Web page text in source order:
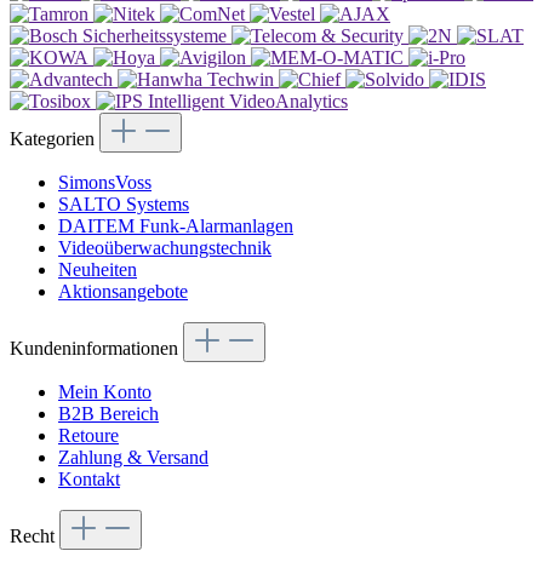
Kategorien
SimonsVoss
SALTO Systems
DAITEM Funk-Alarmanlagen
Videoüberwachungstechnik
Neuheiten
Aktionsangebote
Kundeninformationen
Mein Konto
B2B Bereich
Retoure
Zahlung & Versand
Kontakt
Recht